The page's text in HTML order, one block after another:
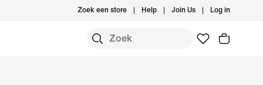
Zoek een store Help Join Us Log in